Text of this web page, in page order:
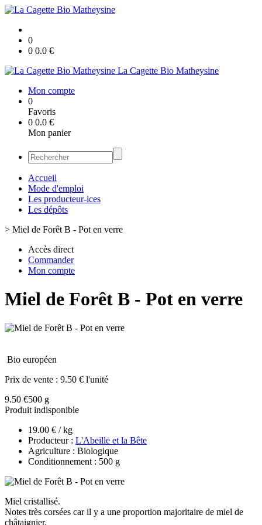
0
0 0.0 €
La Cagette Bio Matheysine
Mon compte
0
Favoris
0 0.0 €
Mon panier
Accueil
Mode d'emploi
Les producteur-ices
Les dépôts
> Miel de Forêt B - Pot en verre
Accès direct
Commander
Mon compte
Miel de Forêt B - Pot en verre
Bio européen
Prix de vente : 9.50 € l'unité
9.50 €500 g
Produit indisponible
19.00 € / kg
Producteur : L'Abeille et la Bête
Agriculture : Biologique
Conditionnement : 500 g
Miel cristallisé.
Notes très corsées car il y a une proportion majoritaire de miel de
châtaignier.